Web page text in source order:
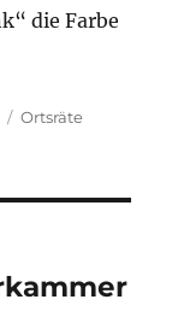
die Farbe
Kategorien
Ortsräte